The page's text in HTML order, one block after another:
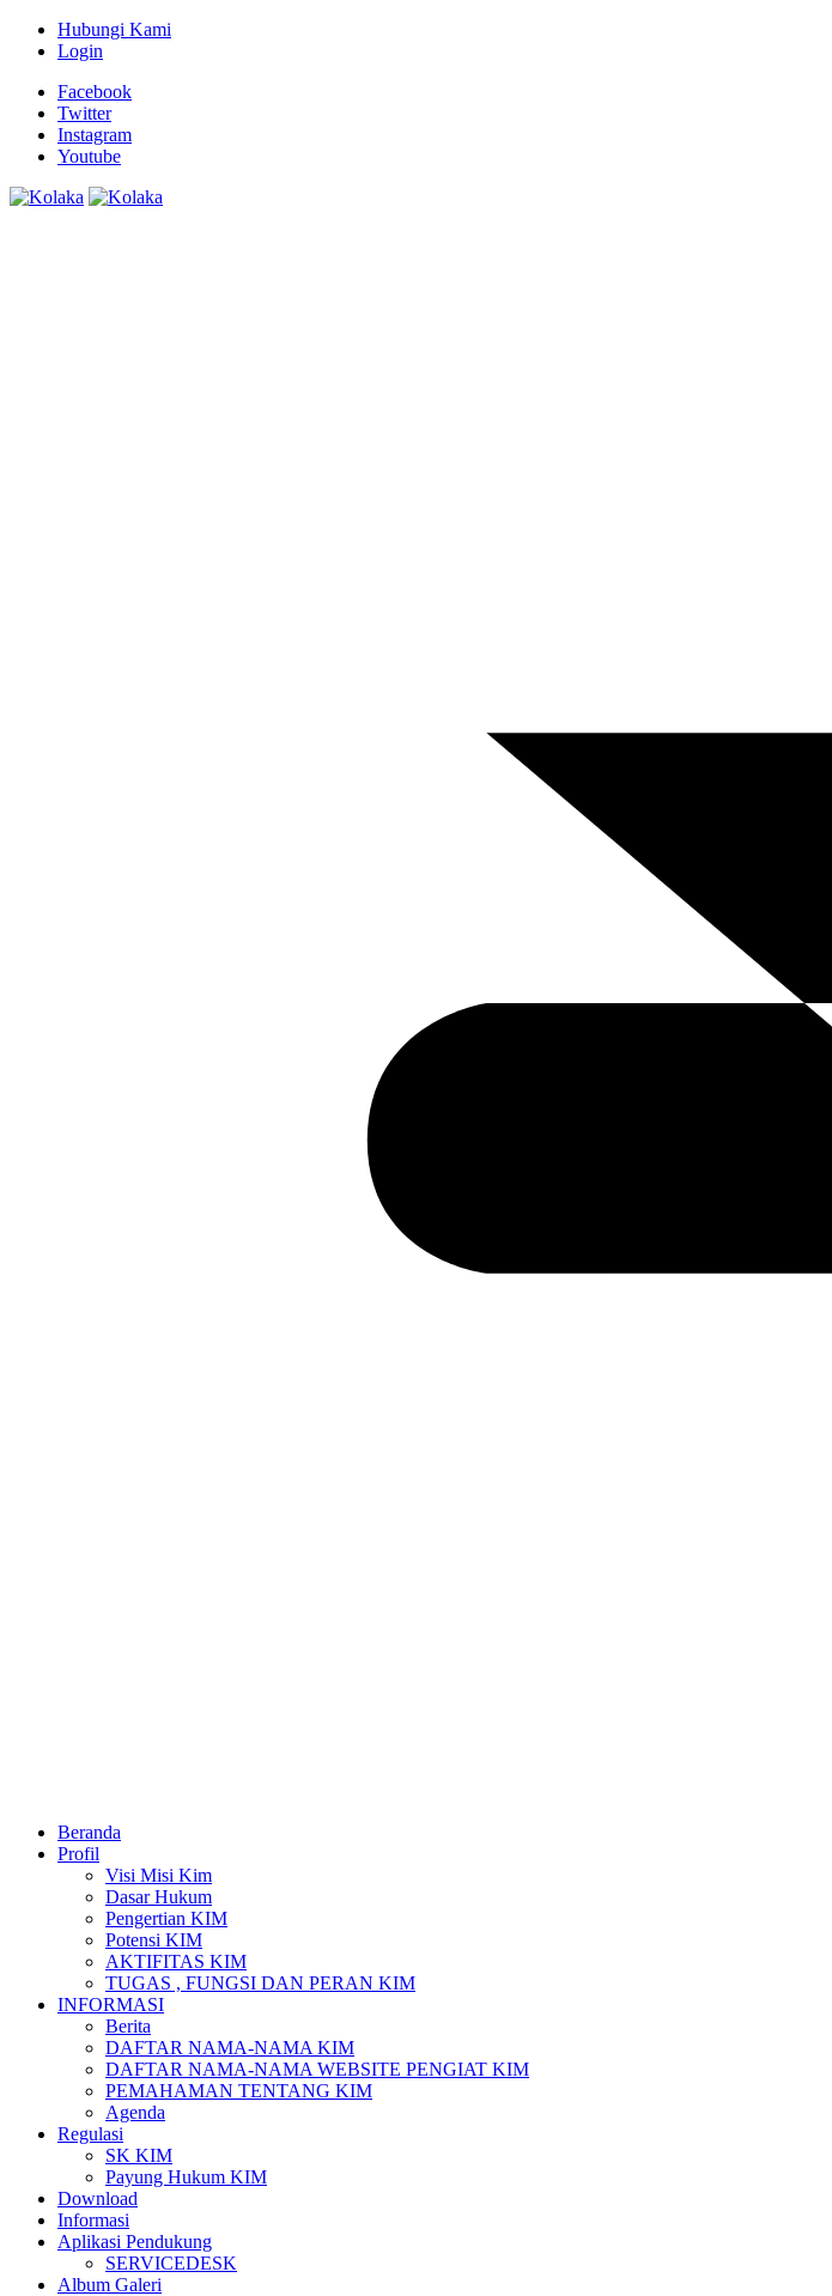
Hubungi Kami
Login
Facebook
Twitter
Instagram
Youtube
Beranda
Profil
Visi Misi Kim
Dasar Hukum
Pengertian KIM
Potensi KIM
AKTIFITAS KIM
TUGAS , FUNGSI DAN PERAN KIM
INFORMASI
Berita
DAFTAR NAMA-NAMA KIM
DAFTAR NAMA-NAMA WEBSITE PENGIAT KIM
PEMAHAMAN TENTANG KIM
Agenda
Regulasi
SK KIM
Payung Hukum KIM
Download
Informasi
Aplikasi Pendukung
SERVICEDESK
Album Galeri